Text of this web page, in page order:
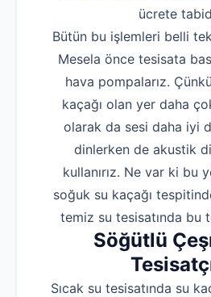
ücrete
Bütün bu işlemleri belli
Mesela önce tesisata
hava pompalarız.
kaçağı olan yer daha
olarak da sesi daha iyi
dinlerken de akustik
kullanırız. Ne var ki bu
soğuk su kaçağı
temiz su tesisatında bu
Söğütlü
Sıcak su tesisatında su